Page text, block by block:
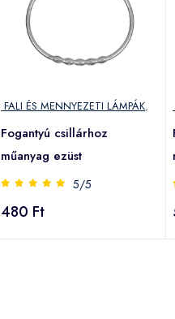
FALI ÉS MENNYEZETI LÁMPÁK,
Fogantyú csillárhoz
műanyag ezüst
5/5
480 Ft